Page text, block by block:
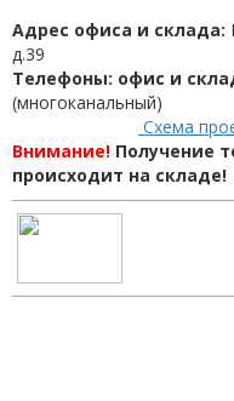
Адрес офиса и склада:
д.39
Телефоны: офис и
(многоканальный)
Схема
Внимание! Получение
происходит на складе!